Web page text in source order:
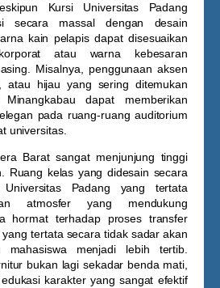
Kursi Universitas Padang
secara massal dengan desain
kain pelapis dapat disesuaikan
atau warna kebesaran
Misalnya, penggunaan aksen
atau hijau yang sering ditemukan
dapat memberikan
pada ruang-ruang auditorium
universitas.
Barat sangat menjunjung tinggi
Ruang kelas yang didesain secara
Padang yang tertata
atmosfer yang mendukung
hormat terhadap proses transfer
tertata secara tidak sadar akan
mahasiswa menjadi lebih tertib.
bukan lagi sekadar benda mati,
karakter yang sangat efektif